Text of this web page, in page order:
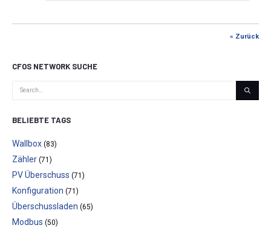
« Zurück
CFOS NETWORK SUCHE
BELIEBTE TAGS
Wallbox (83)
Zähler (71)
PV Überschuss (71)
Konfiguration (71)
Überschussladen (65)
Modbus (50)